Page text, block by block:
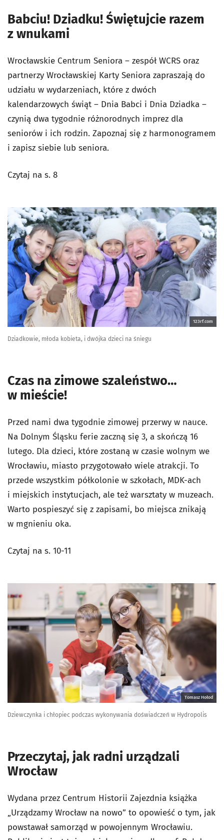
Babciu! Dziadku! Świętujcie razem
z wnukami
Wrocławskie Centrum Seniora – zespół WCRS oraz
partnerzy Wrocławskiej Karty Seniora zapraszają do
udziału w wydarzeniach, które z dwóch
kalendarzowych świąt – Dnia Babci i Dnia Dziadka –
czynią dwa tygodnie różnorodnych imprez dla
seniorów i ich rodzin. Zapoznaj się z harmonogramem
i zapisz siebie lub seniora.
Czytaj na s. 8
123rf.com
Dziadkowie, młoda kobieta, i dwójka dzieci na śniegu
Czas na zimowe szaleństwo…
w mieście!
Przed nami dwa tygodnie zimowej przerwy w nauce.
Na Dolnym Śląsku ferie zaczną się 3, a skończą 16
lutego. Dla dzieci, które zostaną w czasie wolnym we
Wrocławiu, miasto przygotowało wiele atrakcji. To
przede wszystkim półkolonie w szkołach, MDK-ach
i miejskich instytucjach, ale też warsztaty w muzeach.
Warto pospieszyć się z zapisami, bo miejsca znikają
w mgnieniu oka.
Czytaj na s. 10-11
Tomasz Hołod
Dziewczynka i chłopiec podczas wykonywania doświadczeń w Hydropolis
Przeczytaj, jak radni urządzali
Wrocław
Wydana przez Centrum Historii Zajezdnia książka
„Urządzamy Wrocław na nowo” to opowieść o tym, jak
powstawał samorząd w powojennym Wrocławiu.